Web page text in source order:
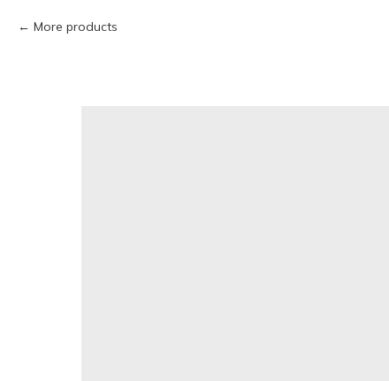
More products